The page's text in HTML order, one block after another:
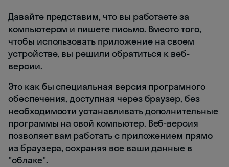
Давайте представим, что вы работаете за
компьютером и пишете письмо. Вместо того,
чтобы использовать приложение на своем
устройстве, вы решили обратиться к веб-
версии.
Это как бы специальная версия програмного
обеспечения, доступная через браузер, без
необходимости устанавливать дополнительные
программы на свой компьютер. Веб-версия
позволяет вам работать с приложением прямо
из браузера, сохраняя все ваши данные в
"облаке".